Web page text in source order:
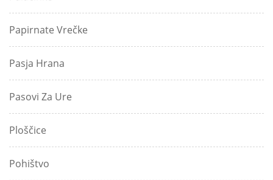
Papirnate Vrečke
Pasja Hrana
Pasovi Za Ure
Ploščice
Pohištvo